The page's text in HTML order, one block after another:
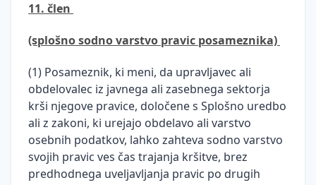
11. člen
(splošno sodno varstvo pravic posameznika)
(1) Posameznik, ki meni, da upravljavec ali
obdelovalec iz javnega ali zasebnega sektorja
krši njegove pravice, določene s Splošno uredbo
ali z zakoni, ki urejajo obdelavo ali varstvo
osebnih podatkov, lahko zahteva sodno varstvo
svojih pravic ves čas trajanja kršitve, brez
predhodnega uveljavljanja pravic po drugih